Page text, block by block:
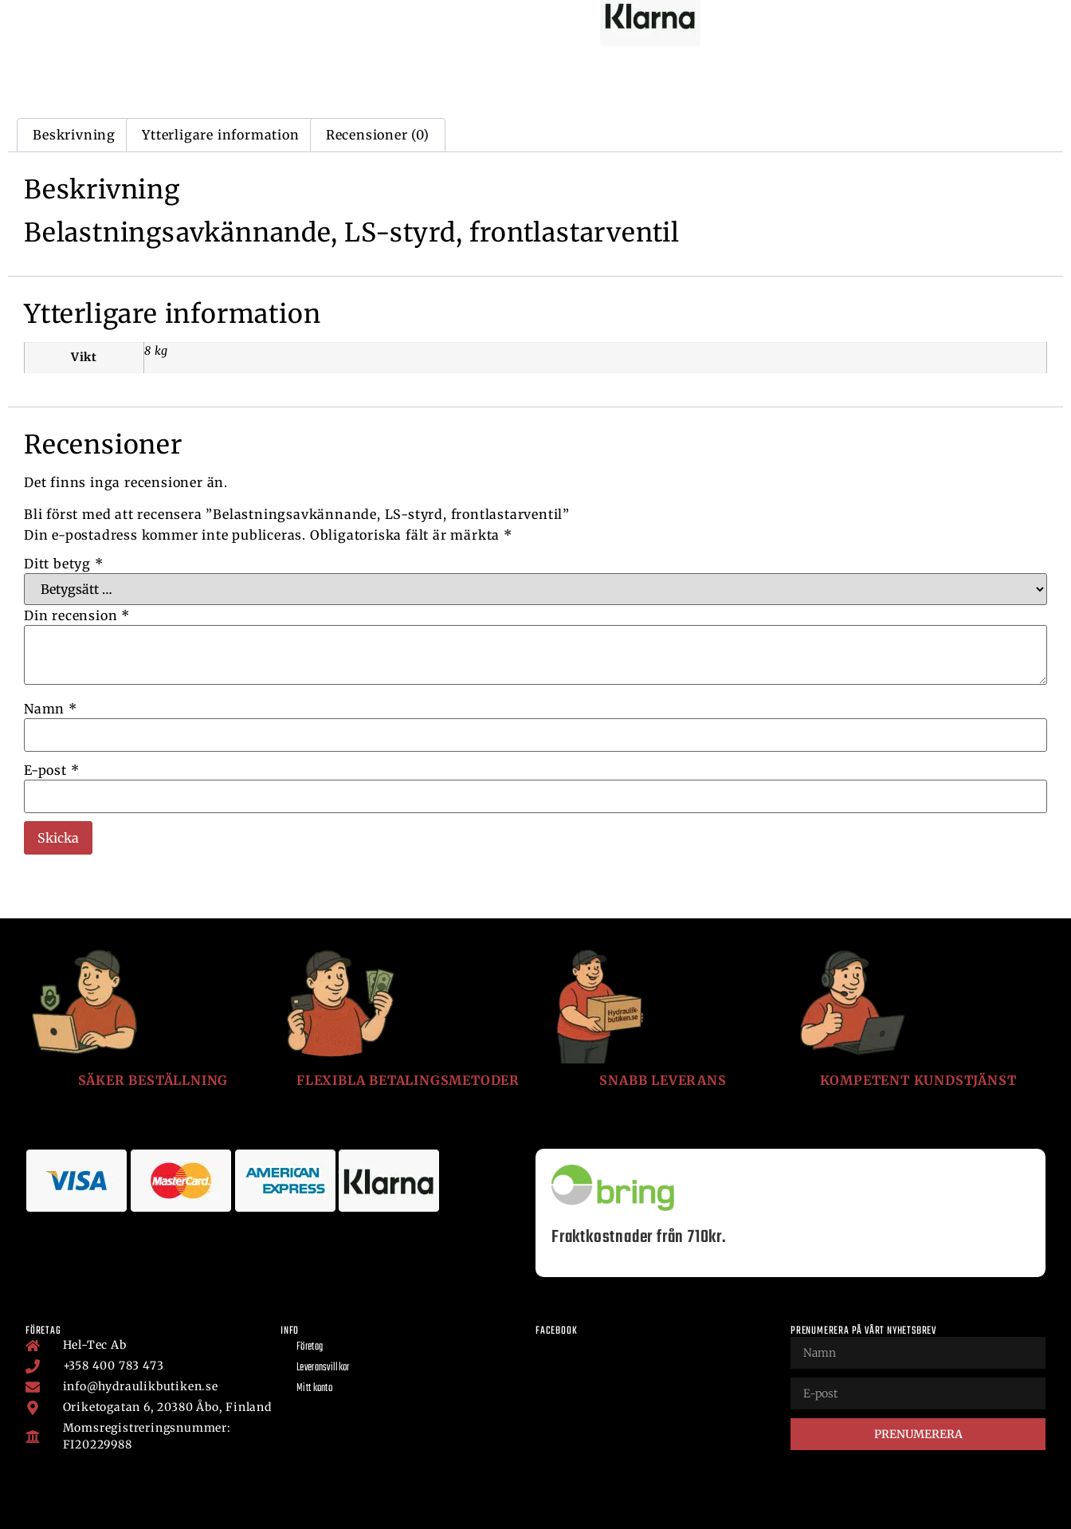
Beskrivning Ytterligare information Recensioner (0)
Beskrivning
Belastningsavkännande, LS-styrd, frontlastarventil
Ytterligare information
Vikt 8 kg
Recensioner
Det finns inga recensioner än.
Bli först med att recensera ”Belastningsavkännande, LS-styrd, frontlastarventil”
Din e-postadress kommer inte publiceras. Obligatoriska fält är märkta *
Ditt betyg *
Din recension *
Namn *
E-post *
SÄKER BESTÄLLNING FLEXIBLA BETALINGSMETODER SNABB LEVERANS KOMPETENT KUNDSTJÄNST
Fraktkostnader från 710kr.
FÖRETAG
Hel-Tec Ab
+358 400 783 473
info@hydraulikbutiken.se
Oriketogatan 6, 20380 Åbo, Finland
Momsregistreringsnummer:
FI20229988
INFO
Företag
Leveransvillkor
Mitt konto
FACEBOOK PRENUMERERA PÅ VÅRT NYHETSBREV
PRENUMERERA